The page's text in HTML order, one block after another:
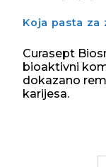
Koja pasta
Curasept
bioaktivni
dokazano
karijesa.